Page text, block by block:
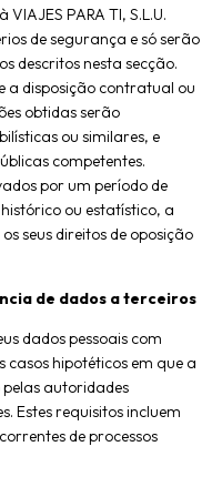
PARA TI, S.L.U.
de segurança e só serão
descritos nesta secção.
a disposição contratual ou
obtidas serão
ou similares, e
competentes.
por um período de
ou estatístico, a
seus direitos de oposição
de dados a terceiros
dados pessoais com
hipotéticos em que a
autoridades
Estes requisitos incluem
de processos